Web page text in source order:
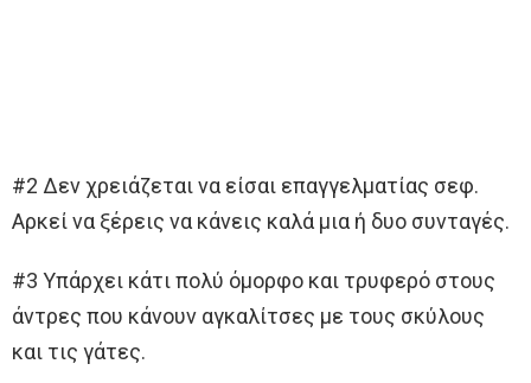
#2 Δεν χρειάζεται να είσαι επαγγελματίας σεφ.
Αρκεί να ξέρεις να κάνεις καλά μια ή δυο συνταγές.
#3 Υπάρχει κάτι πολύ όμορφο και τρυφερό στους
άντρες που κάνουν αγκαλίτσες με τους σκύλους
και τις γάτες.